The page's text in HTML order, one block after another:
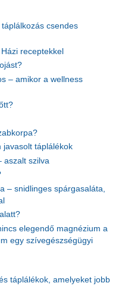
csendes
receptekkel
– amikor a wellness
javasolt táplálékok
aszalt szilva
– snidlinges spárgasaláta,
elegendő magnézium a
egy szívegészségügyi
táplálékok, amelyeket jobb